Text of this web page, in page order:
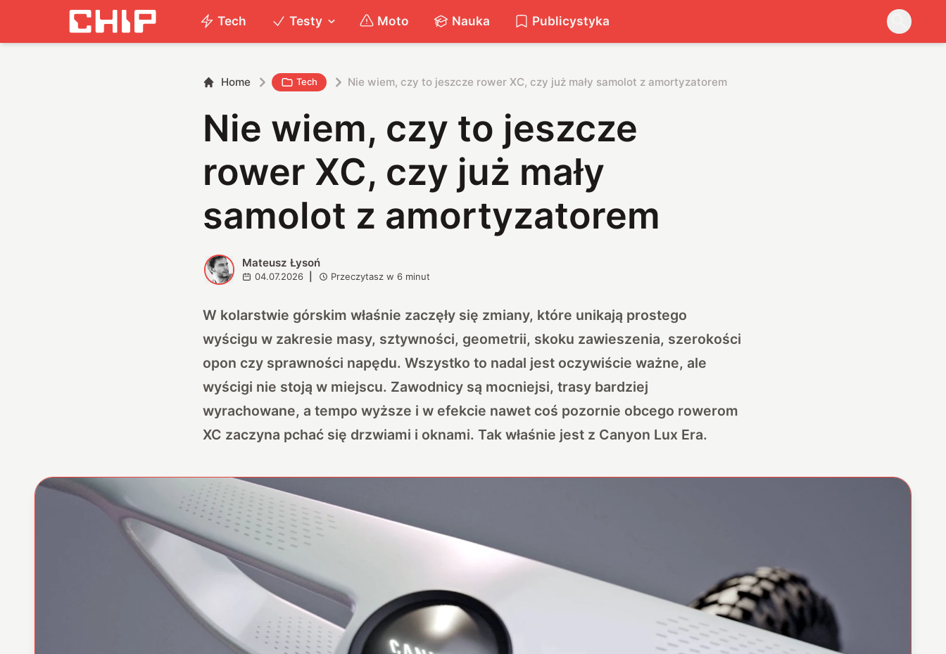
Tech Testy Moto Nauka Publicystyka
Home Tech Nie wiem, czy to jeszcze rower XC, czy już mały samolot z amortyzatorem
Nie wiem, czy to jeszcze
rower XC, czy już mały
samolot z amortyzatorem
M Mateusz Łysoń
04.07.2026 Przeczytasz w6 minut
W kolarstwie górskim właśnie zaczęły się zmiany, które unikają prostego
wyścigu w zakresie masy, sztywności, geometrii, skoku zawieszenia, szerokości
opon czy sprawności napędu. Wszystko to nadal jest oczywiście ważne, ale
wyścigi nie stoją w miejscu. Zawodnicy są mocniejsi, trasy bardziej
wyrachowane, a tempo wyższe i w efekcie nawet coś pozornie obcego rowerom
XC zaczyna pchać się drzwiami i oknami. Tak właśnie jest z Canyon Lux Era.